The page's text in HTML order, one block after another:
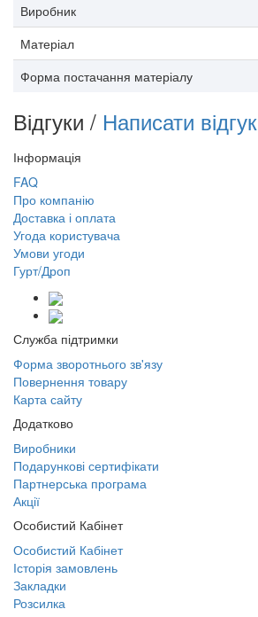
Виробник
Матеріал
Форма постачання матеріалу
Відгуки / Написати відгук
Інформація
FAQ
Про компанію
Доставка і оплата
Угода користувача
Умови угоди
Гурт/Дроп
Служба підтримки
Форма зворотнього зв'язу
Повернення товару
Карта сайту
Додатково
Виробники
Подарункові сертифікати
Партнерська програма
Акції
Особистий Кабінет
Особистий Кабінет
Історія замовлень
Закладки
Розсилка